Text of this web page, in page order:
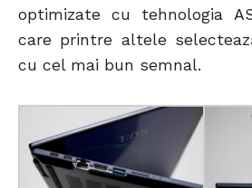
optimizate cu tehnologia
care printre altele
cu cel mai bun semnal.